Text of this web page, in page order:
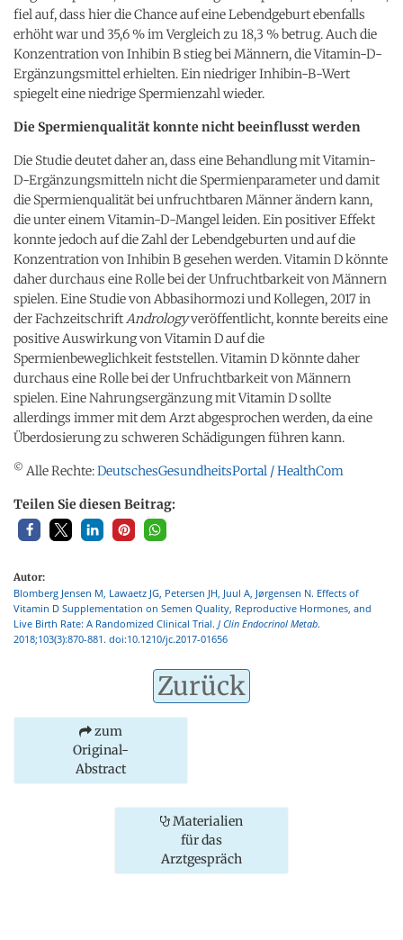
fiel auf, dass hier die Chance auf eine Lebendgeburt ebenfalls
erhöht war und 35,6 % im Vergleich zu 18,3 % betrug. Auch die
Konzentration von Inhibin B stieg bei Männern, die Vitamin-D-
Ergänzungsmittel erhielten. Ein niedriger Inhibin-B-Wert
spiegelt eine niedrige Spermienzahl wieder.
Die Spermienqualität konnte nicht beeinflusst werden
Die Studie deutet daher an, dass eine Behandlung mit Vitamin-
D-Ergänzungsmitteln nicht die Spermienparameter und damit
die Spermienqualität bei unfruchtbaren Männer ändern kann,
die unter einem Vitamin-D-Mangel leiden. Ein positiver Effekt
konnte jedoch auf die Zahl der Lebendgeburten und auf die
Konzentration von Inhibin B gesehen werden. Vitamin D könnte
daher durchaus eine Rolle bei der Unfruchtbarkeit von Männern
spielen. Eine Studie von Abbasihormozi und Kollegen, 2017 in
der FachzeitschriftAndrologyveröffentlicht, konnte bereits eine
positive Auswirkung von Vitamin D auf die
Spermienbeweglichkeit feststellen. Vitamin D könnte daher
durchaus eine Rolle bei der Unfruchtbarkeit von Männern
spielen. Eine Nahrungsergänzung mit Vitamin D sollte
allerdings immer mit dem Arzt abgesprochen werden, da eine
Überdosierung zu schweren Schädigungen führen kann.
© Alle Rechte:DeutschesGesundheitsPortal / HealthCom
Teilen Sie diesen Beitrag:
Autor:
Blomberg Jensen M, Lawaetz JG, Petersen JH, Juul A, Jørgensen N. Effects of
Vitamin D Supplementation on Semen Quality, Reproductive Hormones, and
Live Birth Rate: A Randomized Clinical Trial. J Clin Endocrinol Metab.
2018;103(3):870-881. doi:10.1210/jc.2017-01656
Zurück
zum
Original-
Abstract
Materialien
für das
Arztgespräch